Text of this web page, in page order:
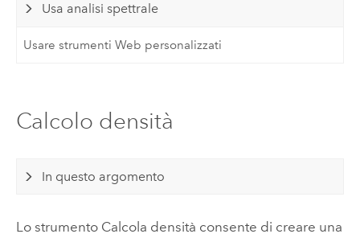
Usa analisi spettrale
Usare strumenti Web personalizzati
Calcolo densità
In questo argomento
Lo strumento Calcola densità consente di creare una